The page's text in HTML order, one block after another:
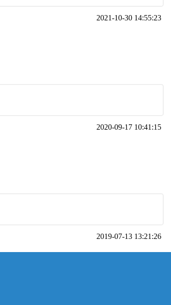
2021-10-30 14:55:23
2020-09-17 10:41:15
2019-07-13 13:21:26